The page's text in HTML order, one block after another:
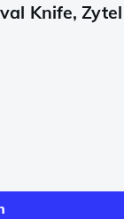
Knife, Zytel